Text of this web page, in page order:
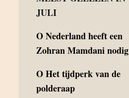
JULI
ONederland heeft een
Zohran Mamdani nodig
OHet tijdperk van de
polderaap